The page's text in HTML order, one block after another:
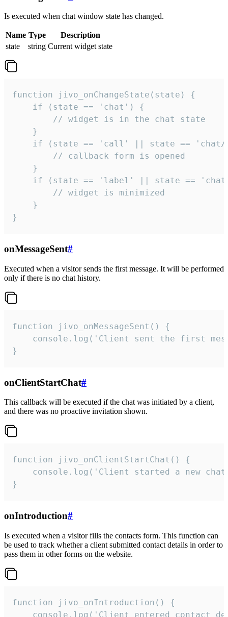
Is executed when chat window state has changed.
Name Type
Description
state
string Current widget state
function jivo_onChangeState(state) {
    if (state == 'chat') {
        // widget is in the chat state
    }
if (state == 'call' || state ==
        // callback form is opened
    }
if (state == 'label' || state ==
        // widget is minimized
    }
}
onMessageSent#
Executed when a visitor sends the first message. It will be performed
only if there is no chat history.
function jivo_onMessageSent() {
console.log('Client sent the first
}
onClientStartChat#
This callback will be executed if the chat was initiated by a client,
and there was no proactive invitation shown.
function jivo_onClientStartChat() {
console.log('Client started a new
}
onIntroduction#
Is executed when a visitor fills the contacts form. This function can
be used to track whether a client submitted contact details in order to
pass them in other forms on the website.
function jivo_onIntroduction() {
console.log('Client entered contact